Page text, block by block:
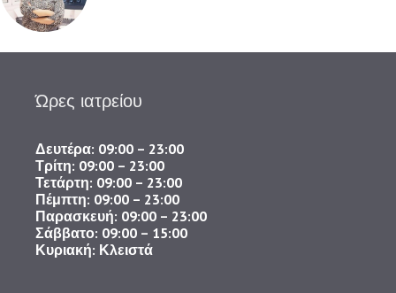
Ώρες ιατρείου
Δευτέρα: 09:00 – 23:00
Τρίτη: 09:00 – 23:00
Τετάρτη: 09:00 – 23:00
Πέμπτη: 09:00 – 23:00
Παρασκευή: 09:00 – 23:00
​Σάββατο: 09:00 – 15:00
Κυριακή: Κλειστά